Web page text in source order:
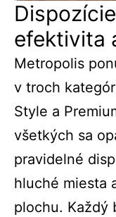
efektivita
Metropolis
v troch
Style a
všetkých sa
pravidelné
hluché miesta
plochu. Každý